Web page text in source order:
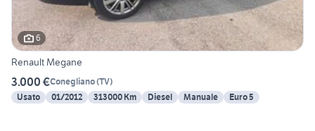
6
Renault Megane
3.000 €Conegliano(TV)
Usato
01/2012 313000 Km Diesel Manuale Euro 5